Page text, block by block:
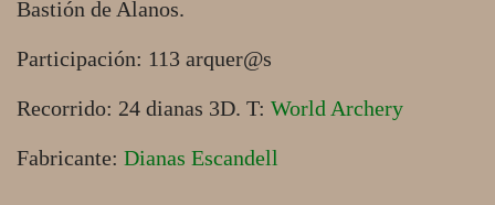
Bastión de Alanos.
Participación: 113 arquer@s
Recorrido: 24 dianas 3D. T: World Archery
Fabricante: Dianas Escandell